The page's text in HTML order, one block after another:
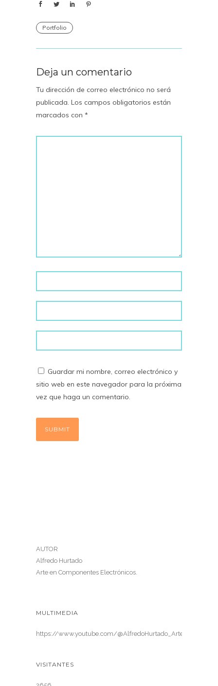
Portfolio
Deja un comentario
Tu dirección de correo electrónico no será
publicada. Los campos obligatorios están
marcados con *
Guardar mi nombre, correo electrónico y
sitio web en este navegador para la próxima
vez que haga un comentario.
AUTOR
Alfredo Hurtado
Arte en Componentes Electrónicos.
MULTIMEDIA
https://www.youtube.com/@AlfredoHurtado_ArteElectronica
VISITANTES